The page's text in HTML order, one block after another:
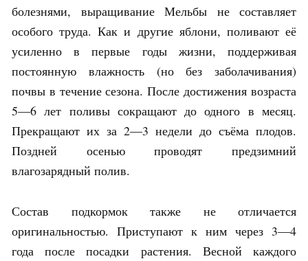
болезнями, выращивание Мельбы не составляет
особого труда. Как и другие яблони, поливают её
усиленно в первые годы жизни, поддерживая
постоянную влажность (но без заболачивания)
почвы в течение сезона. После достижения возраста
5—6 лет поливы сокращают до одного в месяц.
Прекращают их за 2—3 недели до съёма плодов.
Поздней осенью проводят предзимний
влагозарядный полив.
Состав подкормок также не отличается
оригинальностью. Приступают к ним через 3—4
года после посадки растения. Весной каждого